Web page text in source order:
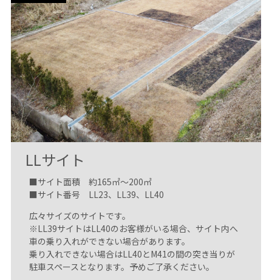
LLサイト
■サイト面積 約165㎡〜200㎡
■サイト番号 LL23、LL39、LL40
広々サイズのサイトです。
※LL39サイトはLL40のお客様がいる場合、サイト内へ
車の乗り入れができない場合があります。
乗り入れできない場合はLL40とM41の間の突き当りが
駐車スペースとなります。予めご了承ください。